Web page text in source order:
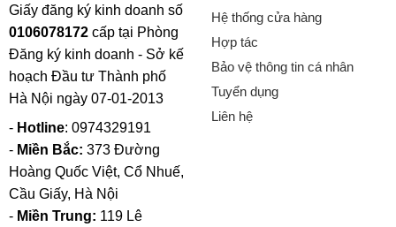
Giấy đăng ký kinh doanh số
0106078172cấp tại Phòng
Đăng ký kinh doanh - Sở kế
hoạch Đầu tư Thành phố
Hà Nội ngày 07-01-2013
- Hotline: 0974329191
- Miền Bắc: 373 Đường
Hoàng Quốc Việt, Cổ Nhuế,
Cầu Giấy, Hà Nội
- Miền Trung: 119 Lê
Hệ thống cửa hàng
Hợp tác
Bảo vệ thông tin cá nhân
Tuyển dụng
Liên hệ